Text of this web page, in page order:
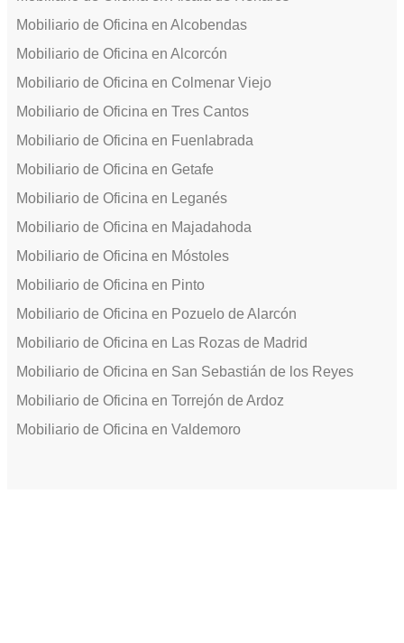
Mobiliario de Oficina en Alcobendas
Mobiliario de Oficina en Alcorcón
Mobiliario de Oficina en Colmenar Viejo
Mobiliario de Oficina en Tres Cantos
Mobiliario de Oficina en Fuenlabrada
Mobiliario de Oficina en Getafe
Mobiliario de Oficina en Leganés
Mobiliario de Oficina en Majadahoda
Mobiliario de Oficina en Móstoles
Mobiliario de Oficina en Pinto
Mobiliario de Oficina en Pozuelo de Alarcón
Mobiliario de Oficina en Las Rozas de Madrid
Mobiliario de Oficina en San Sebastián de los Reyes
Mobiliario de Oficina en Torrejón de Ardoz
Mobiliario de Oficina en Valdemoro